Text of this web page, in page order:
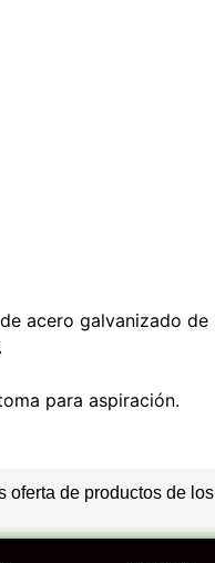
acero galvanizado de
para aspiración.
de productos de